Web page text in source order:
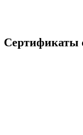
Сертификаты